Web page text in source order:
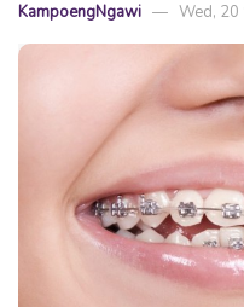
KampoengNgawi Wed, 20